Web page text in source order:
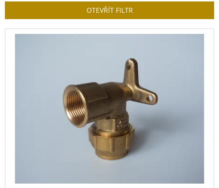
r
o
OTEVŘÍT FILTR
V